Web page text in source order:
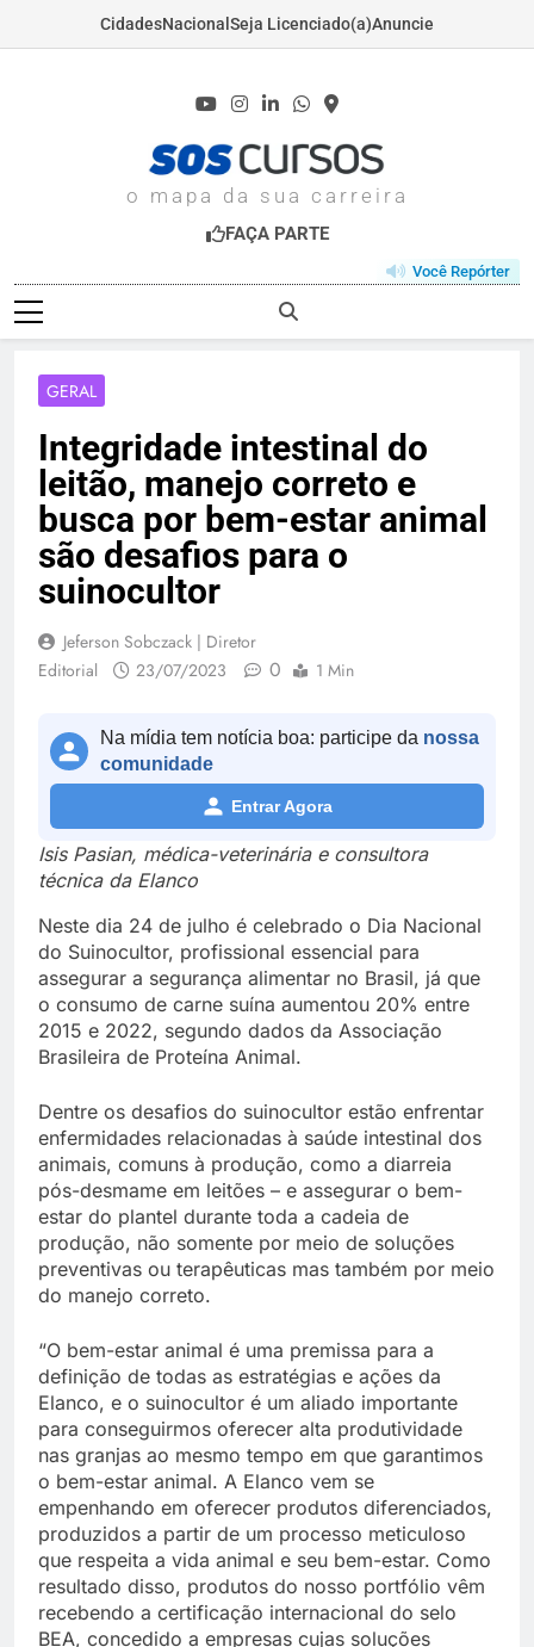
CidadesNacional Seja Licenciado(a)Anuncie
o mapa da sua carreira
FAÇA PARTE
Você Repórter
GERAL
Integridade intestinal do
leitão, manejo correto e
busca por bem-estar animal
são desafios para o
suinocultor
Jeferson Sobczack | Diretor
Editorial
23/07/2023 0 1 Min
Na mídia tem notícia boa: participe da nossa
comunidade
Entrar Agora
Isis Pasian, médica-veterinária e consultora
técnica da Elanco
Neste dia 24 de julho é celebrado o Dia Nacional
do Suinocultor, profissional essencial para
assegurar a segurança alimentar no Brasil, já que
o consumo de carne suína aumentou 20% entre
2015 e 2022, segundo dados da Associação
Brasileira de Proteína Animal.
Dentre os desafios do suinocultor estão enfrentar
enfermidades relacionadas à saúde intestinal dos
animais, comuns à produção, como a diarreia
pós-desmame em leitões – e assegurar o bem-
estar do plantel durante toda a cadeia de
produção, não somente por meio de soluções
preventivas ou terapêuticas mas também por meio
do manejo correto.
“O bem-estar animal é uma premissa para a
definição de todas as estratégias e ações da
Elanco, e o suinocultor é um aliado importante
para conseguirmos oferecer alta produtividade
nas granjas ao mesmo tempo em que garantimos
o bem-estar animal. A Elanco vem se
empenhando em oferecer produtos diferenciados,
produzidos a partir de um processo meticuloso
que respeita a vida animal e seu bem-estar. Como
resultado disso, produtos do nosso portfólio vêm
recebendo a certificação internacional do selo
BEA, concedido a empresas cujas soluções